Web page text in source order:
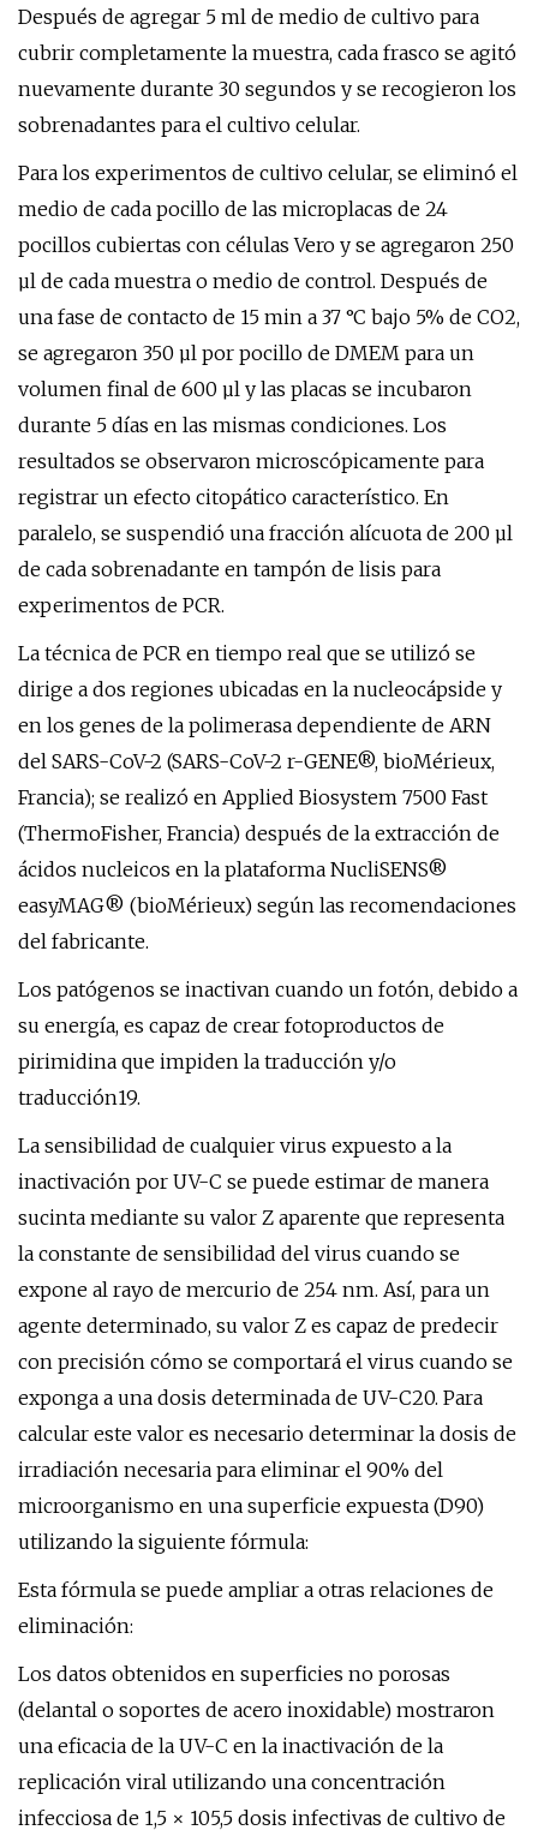
Después de agregar 5 ml de medio de cultivo para
cubrir completamente la muestra, cada frasco se agitó
nuevamente durante 30 segundos y se recogieron los
sobrenadantes para el cultivo celular.
Para los experimentos de cultivo celular, se eliminó el
medio de cada pocillo de las microplacas de 24
pocillos cubiertas con células Vero y se agregaron 250
µl de cada muestra o medio de control. Después de
una fase de contacto de 15 min a 37 °C bajo 5% de CO2,
se agregaron 350 µl por pocillo de DMEM para un
volumen final de 600 µl y las placas se incubaron
durante 5 días en las mismas condiciones. Los
resultados se observaron microscópicamente para
registrar un efecto citopático característico. En
paralelo, se suspendió una fracción alícuota de 200 µl
de cada sobrenadante en tampón de lisis para
experimentos de PCR.
La técnica de PCR en tiempo real que se utilizó se
dirige a dos regiones ubicadas en la nucleocápside y
en los genes de la polimerasa dependiente de ARN
del SARS-CoV-2 (SARS-CoV-2 r-GENE®, bioMérieux,
Francia); se realizó en Applied Biosystem 7500 Fast
(ThermoFisher, Francia) después de la extracción de
ácidos nucleicos en la plataforma NucliSENS®
easyMAG® (bioMérieux) según las recomendaciones
del fabricante.
Los patógenos se inactivan cuando un fotón, debido a
su energía, es capaz de crear fotoproductos de
pirimidina que impiden la traducción y/o
traducción19.
La sensibilidad de cualquier virus expuesto a la
inactivación por UV-C se puede estimar de manera
sucinta mediante su valor Z aparente que representa
la constante de sensibilidad del virus cuando se
expone al rayo de mercurio de 254 nm. Así, para un
agente determinado, su valor Z es capaz de predecir
con precisión cómo se comportará el virus cuando se
exponga a una dosis determinada de UV-C20. Para
calcular este valor es necesario determinar la dosis de
irradiación necesaria para eliminar el 90% del
microorganismo en una superficie expuesta (D90)
utilizando la siguiente fórmula:
Esta fórmula se puede ampliar a otras relaciones de
eliminación:
Los datos obtenidos en superficies no porosas
(delantal o soportes de acero inoxidable) mostraron
una eficacia de la UV-C en la inactivación de la
replicación viral utilizando una concentración
infecciosa de 1,5 × 105,5 dosis infectivas de cultivo de